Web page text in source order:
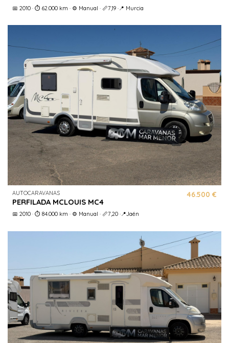
📅 2010 · ⏱️ 62.000 km · ⚙️ Manual · 📏7,19 ·📍 Murcia
AUTOCARAVANAS
PERFILADA MCLOUIS MC4
46.500 €
📅 2010 · ⏱️ 84.000 km · ⚙️ Manual · 📏7,20 ·📍Jaén